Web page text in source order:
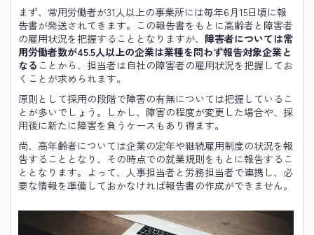
まず、常用労働者が31人以上の事業所には毎年6月15日頃に報
告書が発送されてきます。この報告書をもとに高齢者と障害者
の雇用状況を把握することとなりますが、 障害者については常
用労働者数が45.5人以上の企業は業種を問わず報告対象企業と
なる ことから、担当者は自社の障害者の雇用状況を把握してお
くことが求められます。
原則として採用の段階で障害の有無については把握しているこ
とが多いでしょう。しかし、障害の程度が変更した場合や、採
用後に新たに障害を負うケースもあり得ます。
尚、高年齢者については企業の定年や継続雇用制度の状況を報
告することとなり、その時点での就業規則をもとに報告するこ
ととなります。よって、人事担当者と労務担当者で連携し、必
要な情報を準備しておかなければ報告書の作成ができません。